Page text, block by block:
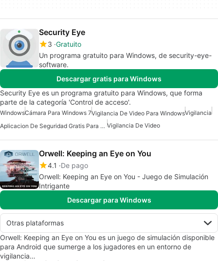
Security Eye
3 Gratuito
Un programa gratuito para Windows, de security-eye-
software.
Descargar gratis para Windows
Security Eye es un programa gratuito para Windows, que forma
parte de la categoría 'Control de acceso'.
WindowsCámara Para Windows 7Vigilancia De Video Para WindowsVigilancia
Aplicacion De Seguridad Gratis Para Windows Vigilancia De Video
Orwell: Keeping an Eye on You
4.1
De pago
Orwell: Keeping an Eye on You - Juego de Simulación
Intrigante
Descargar para Windows
Otras plataformas
Orwell: Keeping an Eye on You es un juego de simulación disponible
para Android que sumerge a los jugadores en un entorno de
vigilancia…